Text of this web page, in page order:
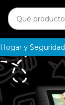
Hogar y Seguridad